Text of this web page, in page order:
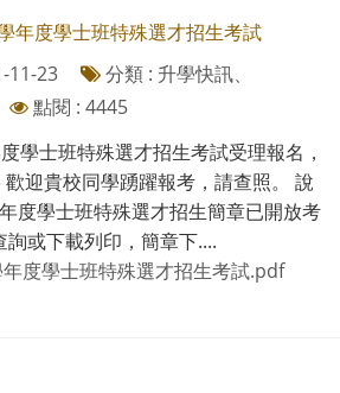
年度學士班特殊選才招生考試
11-23
分類 : 升學快訊、
點閱 : 4445
學士班特殊選才招生考試受理報名，
迎貴校同學踴躍報考，請查照。 說
度學士班特殊選才招生簡章已開放考
詢或下載列印，簡章下....
度學士班特殊選才招生考試.pdf